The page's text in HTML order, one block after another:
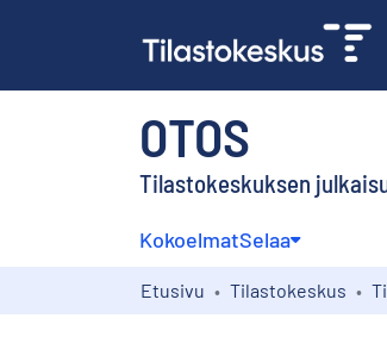
OTOS
Tilastokeskuksen
KokoelmatSelaa
Etusivu Tilastokeskus